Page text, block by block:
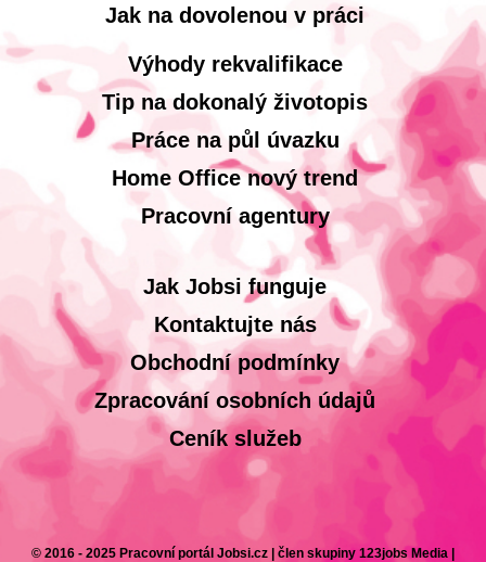
Jak na dovolenou v práci
Výhody rekvalifikace
Tip na dokonalý životopis
Práce na půl úvazku
Home Office nový trend
Pracovní agentury
Jak Jobsi funguje
Kontaktujte nás
Obchodní podmínky
Zpracování osobních údajů
Ceník služeb
© 2016 - 2025 Pracovní portál Jobsi.cz | člen skupiny 123jobs Media |